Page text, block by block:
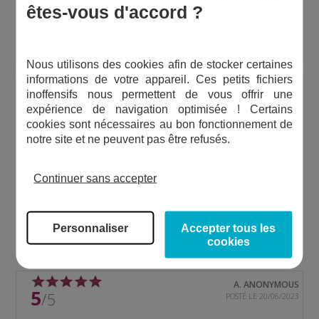
Conforme, cependant le teflon fourni est trop fin, malgré
les les 20 tours, il a eu fuite. J ai ete oblige de mettre de la
C. STÉPHANE
POSTÉ LE 06/06/2026
5/5
DU 05/05/2026
A. ANONYMOUS
POSTÉ LE 20/06/2023
5/5
êtes-vous d'accord ?
Nous utilisons des cookies afin de stocker certaines
informations de votre appareil. Ces petits fichiers
inoffensifs nous permettent de vous offrir une
expérience de navigation optimisée ! Certains
cookies sont nécessaires au bon fonctionnement de
notre site et ne peuvent pas être refusés.
Continuer sans accepter
Personnaliser
Accepter tous les
cookies